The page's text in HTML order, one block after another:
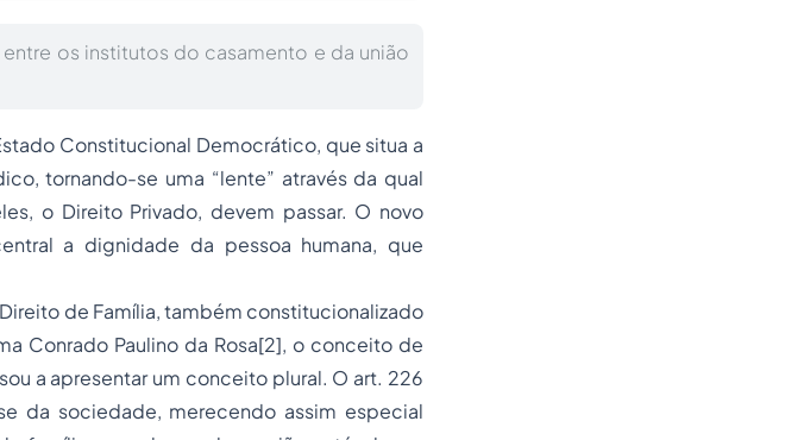
os institutos do casamento e da união
Constitucional Democrático, que situa a
tornando-se uma “lente” através da qual
o Direito Privado, devem passar. O novo
a dignidade da pessoa humana, que
de Família, também constitucionalizado
Conrado Paulino da Rosa[2], o conceito de
a apresentar um conceito plural. O art. 226
da sociedade, merecendo assim especial